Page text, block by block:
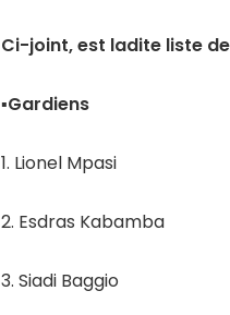
Ci-joint, est ladite liste
▪︎Gardiens
1. Lionel Mpasi
2. Esdras Kabamba
3. Siadi Baggio